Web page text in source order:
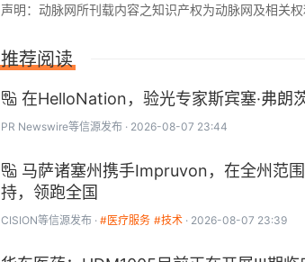
声明：动脉网所刊载内容之知识产权为动脉网及相关
推荐阅读
 在HelloNation，验光专家斯宾塞·弗朗
PR Newswire等信源发布 2026-08-07 23:44
 马萨诸塞州携手Impruvon，在全州范
持，领跑全国
CISION等信源发布 #医疗服务 #技术 2026-08-07 23:39